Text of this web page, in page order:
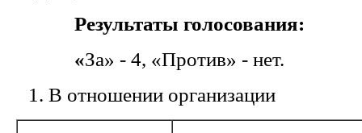
Результаты голосования:
«За» - 4, «Против» - нет.
В отношении организации